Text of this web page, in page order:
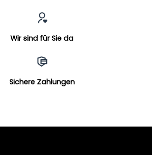
Wir sind für Sie da
Sichere Zahlungen